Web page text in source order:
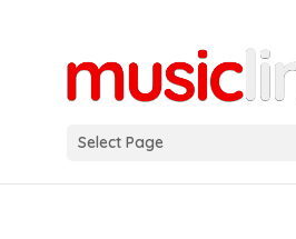
Select Page